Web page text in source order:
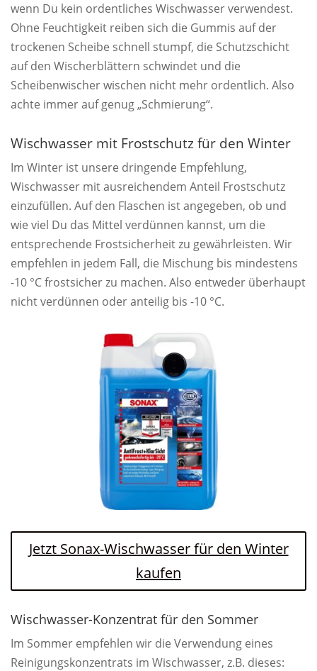
wenn Du kein ordentliches Wischwasser verwendest.
Ohne Feuchtigkeit reiben sich die Gummis auf der
trockenen Scheibe schnell stumpf, die Schutzschicht
auf den Wischerblättern schwindet und die
Scheibenwischer wischen nicht mehr ordentlich. Also
achte immer auf genug „Schmierung“.
Wischwasser mit Frostschutz für den Winter
Im Winter ist unsere dringende Empfehlung,
Wischwasser mit ausreichendem Anteil Frostschutz
einzufüllen. Auf den Flaschen ist angegeben, ob und
wie viel Du das Mittel verdünnen kannst, um die
entsprechende Frostsicherheit zu gewährleisten. Wir
empfehlen in jedem Fall, die Mischung bis mindestens
-10 °C frostsicher zu machen. Also entweder überhaupt
nicht verdünnen oder anteilig bis -10 °C.
Jetzt Sonax-Wischwasser für den Winter
kaufen
Wischwasser-Konzentrat für den Sommer
Im Sommer empfehlen wir die Verwendung eines
Reinigungskonzentrats im Wischwasser, z.B. dieses: